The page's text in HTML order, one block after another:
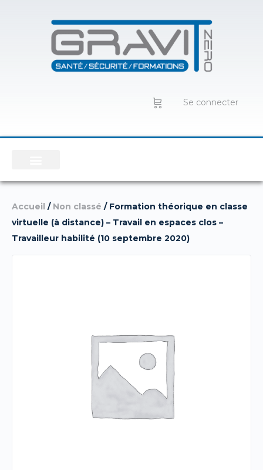
Se connecter
Accueil / Non classé / Formation théorique en classe
virtuelle (à distance) – Travail en espaces clos –
Travailleur habilité (10 septembre 2020)